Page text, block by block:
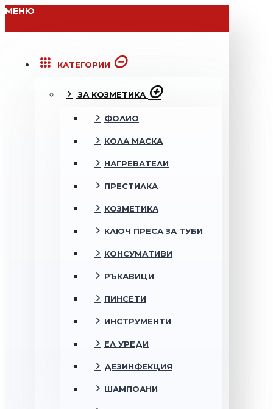
МЕНЮ
КАТЕГОРИИ
ЗА КОЗМЕТИКА
ФОЛИО
КОЛА МАСКА
НАГРЕВАТЕЛИ
ПРЕСТИЛКА
КОЗМЕТИКА
КЛЮЧ ПРЕСА ЗА ТУБИ
КОНСУМАТИВИ
РЪКАВИЦИ
ПИНСЕТИ
ИНСТРУМЕНТИ
ЕЛ УРЕДИ
ДЕЗИНФЕКЦИЯ
ШАМПОАНИ